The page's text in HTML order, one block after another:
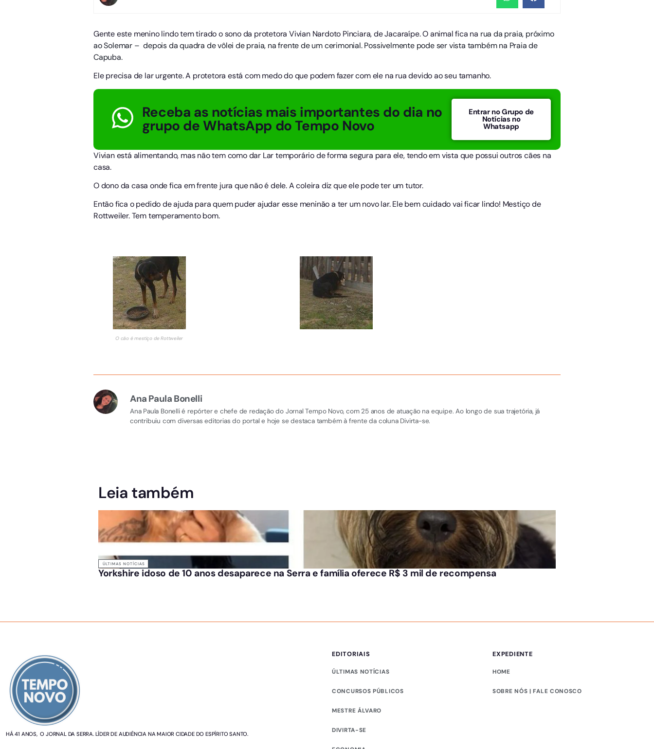
Gente este menino lindo tem tirado o sono da protetora Vivian Nardoto Pinciara, de Jacaraípe. O animal fica na rua da praia, próximo
ao Solemar – depois da quadra de vôlei de praia, na frente de um cerimonial. Possivelmente pode ser vista também na Praia de
Capuba.
Ele precisa de lar urgente. A protetora está com medo do que podem fazer com ele na rua devido ao seu tamanho.
Receba as notícias mais importantes do dia no
grupo de WhatsApp do Tempo Novo
Entrar no Grupo de
Notícias no
Whatsapp
Vivian está alimentando, mas não tem como dar Lar temporário de forma segura para ele, tendo em vista que possui outros cães na
casa.
O dono da casa onde fica em frente jura que não é dele. A coleira diz que ele pode ter um tutor.
Então fica o pedido de ajuda para quem puder ajudar esse meninão a ter um novo lar. Ele bem cuidado vai ficar lindo! Mestiço de
Rottweiler. Tem temperamento bom.
O cão é mestiço de Rottweiler
Ana Paula Bonelli
Ana Paula Bonelli é repórter e chefe de redação do Jornal Tempo Novo, com 25 anos de atuação na equipe. Ao longo de sua trajetória, já
contribuiu com diversas editorias do portal e hoje se destaca também à frente da coluna Divirta-se.
Leia também
ÚLTIMAS NOTÍCIAS
Yorkshire idoso de 10 anos desaparece na Serra e família oferece R$ 3 mil de recompensa
HÁ 41 ANOS, O JORNAL DA SERRA. LÍDER DE AUDIÊNCIA NA MAIOR CIDADE DO ESPÍRITO SANTO.
EDITORIAIS
ÚLTIMAS NOTÍCIAS
CONCURSOS PÚBLICOS
MESTRE ÁLVARO
DIVIRTA-SE
EXPEDIENTE
HOME
SOBRE NÓS | FALE CONOSCO